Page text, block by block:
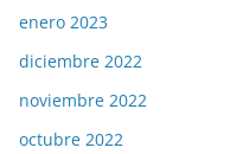
enero 2023
diciembre 2022
noviembre 2022
octubre 2022